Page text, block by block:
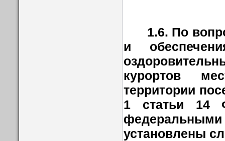
1.6. По
и
курортов
территории
1 статьи 14
установлены